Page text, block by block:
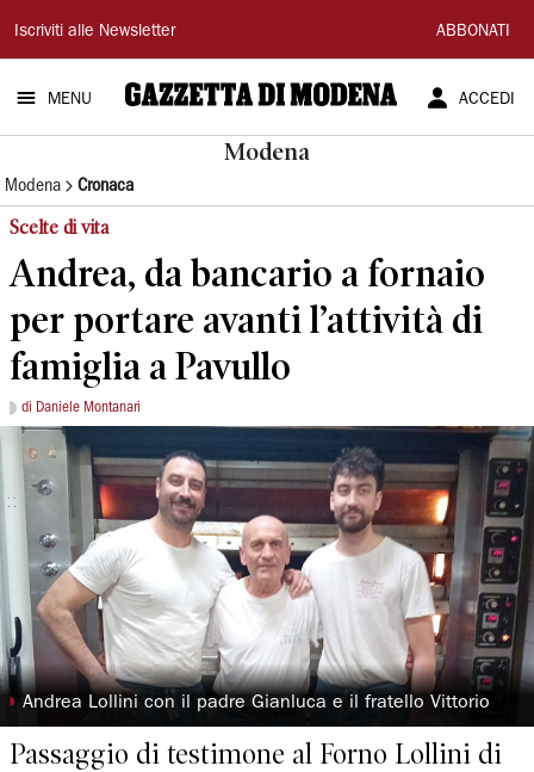
Gazzetta
di
Modena
Iscriviti alle Newsletter ABBONATI
MENU ACCEDI
Modena
Modena Cronaca
Scelte di vita
Andrea, da bancario a fornaio
per portare avanti l’attività di
famiglia a Pavullo
di Daniele Montanari
◗ Andrea Lollini con il padre Gianluca e il fratello Vittorio
Passaggio di testimone al Forno Lollini di